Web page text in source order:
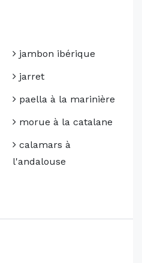
jambon ibérique
jarret
paella à la marinière
morue à la catalane
calamars à
l'andalouse